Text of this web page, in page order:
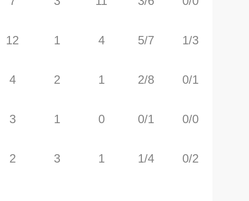
12
4
3
2
1
2
1
3
4
1
0
1
5/7
2/8
0/1
1/4
1/3
0/1
0/0
0/2